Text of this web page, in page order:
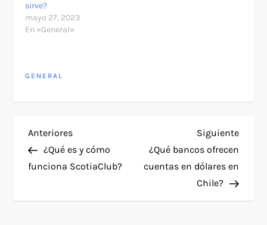
sirve?
mayo 27, 2023
En «General»
GENERAL
N
a
Entrada
anterior
Anteriores
¿Qué es y cómo
funciona ScotiaClub?
Siguiente
¿Qué bancos ofrecen
cuentas en dólares en
Chile?